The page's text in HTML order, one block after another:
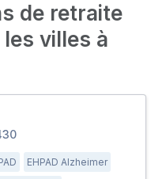
de retraite
villes à
EHPAD Alzheimer